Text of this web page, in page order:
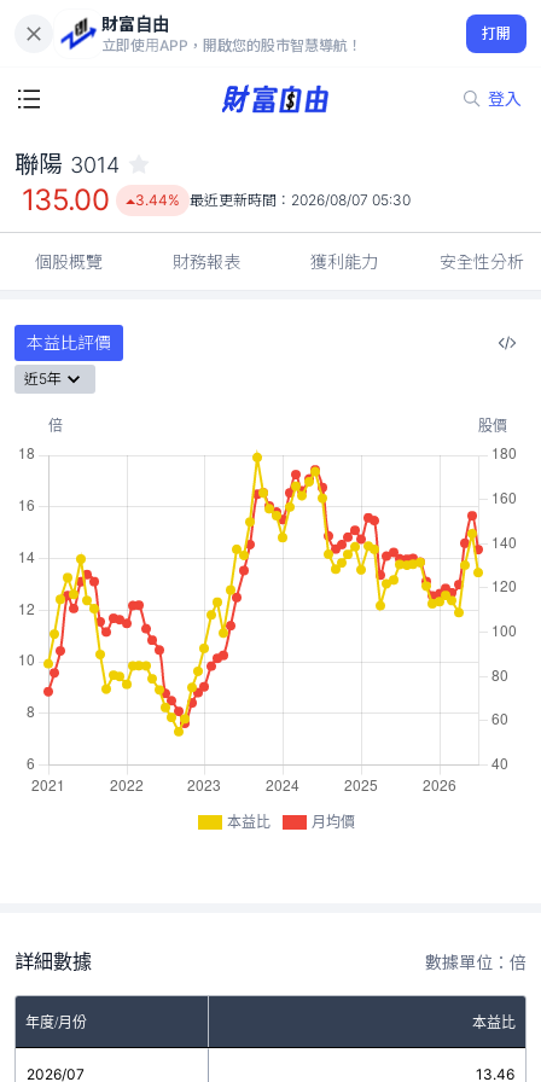
財富自由
立即使用APP，開啟您的股市智慧導航！
打開
登入
135.00
3.44%
聯陽 3014
135.00 3.44% 最近更新時間： 2026/08/07 05:30
個股概覽 財務報表 獲利能力 安全性分析
本益比評價
近5年
本益比 月均價
詳細數據 數據單位：倍
年度/月份 本益比
2026/07 13.46